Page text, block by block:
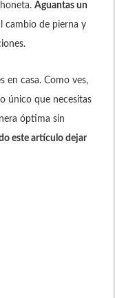
Aguantas un
cambio de pierna y
en casa. Como ves,
único que necesitas
óptima sin
este artículo dejar